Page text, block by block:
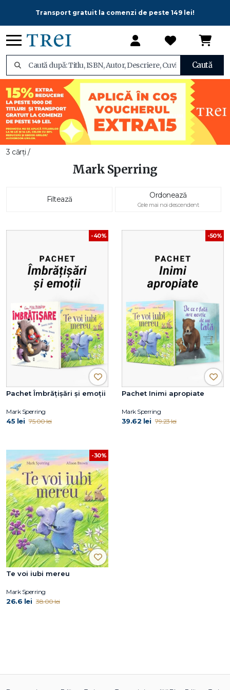
Transport gratuit la comenzi de peste 149 lei!
Caută
3 cărți /
Mark Sperring
Filtează Ordonează
Cele mai noi descendent
-40%
Pachet Îmbrățișări și emoții
Mark Sperring
45 lei 75.00 lei
-50%
Pachet Inimi apropiate
Mark Sperring
39.62 lei 79.23 lei
-30%
Te voi iubi mereu
Mark Sperring
26.6 lei 38.00 lei